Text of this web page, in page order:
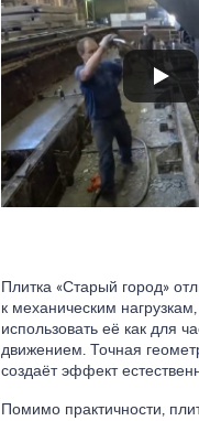
Плитка «Старый город»
к механическим
использовать её как для
движением. Точная
создаёт эффект
Помимо практичности,